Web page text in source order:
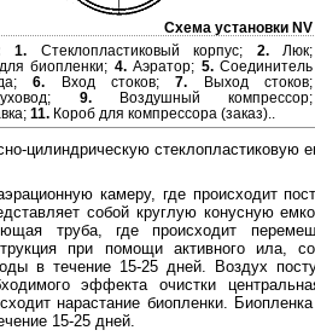
Схема установки NV
1. Стеклопластиковый корпус; 2.
Люк;
биопленки; 4. Аэратор; 5.
Соединитель
6. Вход стоков;7.
Выход стоков;
9.
Воздушный компрессор;
11. Короб для компрессора (заказ)..
цилиндрическую стеклопластиковую
камеру, где происходит
собой круглую конусную
труба, где происходит
при помощи активного ила,
в течение 15-25 дней. Воздух
эффекта очистки
нарастание биопленки.
15-25 дней.